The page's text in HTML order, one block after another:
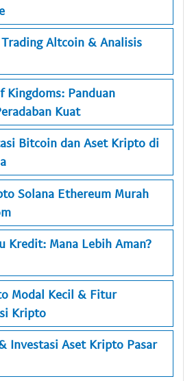
Altcoin & Analisis
Kingdoms: Panduan
Kuat
Bitcoin dan Aset Kripto di
Solana Ethereum Murah
Kredit: Mana Lebih Aman?
Modal Kecil & Fitur
Kripto
Investasi Aset Kripto Pasar